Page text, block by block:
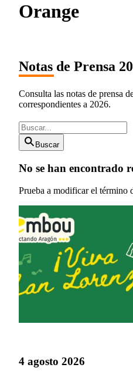
Orange
Notas de Prensa
Consulta las notas de prensa
correspondientes a 2026.
Buscar
No se han encontrado
Prueba a modificar el término
4 agosto 2026